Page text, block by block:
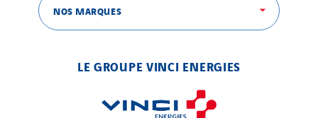
NOS MARQUES
LE GROUPE VINCI ENERGIES